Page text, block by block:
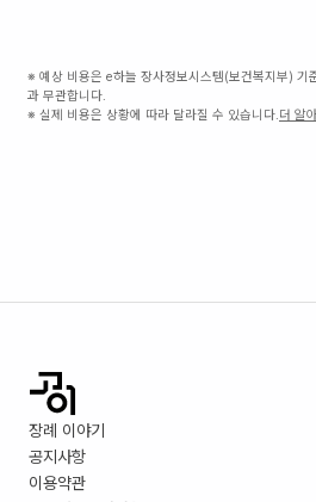
※ 예상 비용은 e하늘 장사정보시스템(보건복지부) 기
과 무관합니다.
※ 실제 비용은 상황에 따라 달라질 수 있습니다.더 알
장례 이야기
공지사항
이용약관